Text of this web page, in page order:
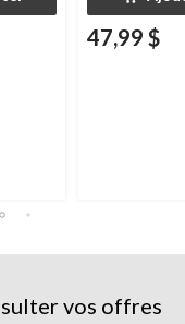
47,99 $
vos offres